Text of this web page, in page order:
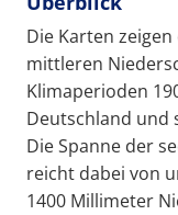
Die Karten
mittleren
Klimaperioden
Deutschland und
Die Spanne der
reicht dabei von
1400 Millimeter